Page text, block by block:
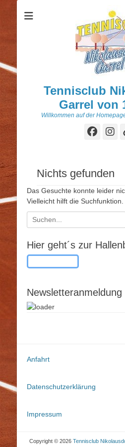
Tennisclub
Garrel von
Willkommen auf der
Nichts gefunden
Das Gesuchte konnte leider
Vielleicht hilft die Suchfunktion.
Suchen
nach:
Hier geht´s zur
Newsletteranmeldung
Anfahrt
Datenschutzerklärung
Impressum
Copyright © 2026 Tennisclub